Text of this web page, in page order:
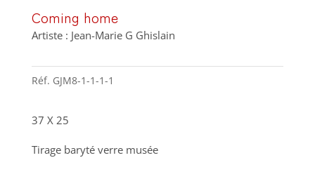
Coming home
Artiste : Jean-Marie G Ghislain
Réf. GJM8-1-1-1-1
37 X 25
Tirage baryté verre musée